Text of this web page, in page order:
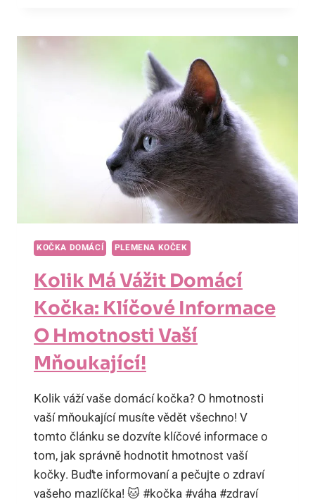
PÍT
VODU
VODOVODU:
PŘEKONAT
KRÁLOVSKÝ
VÝBĚR!
KOČKA DOMÁCÍ PLEMENA KOČEK
Kolik Má Vážit Domácí
Kočka: Klíčové Informace
O Hmotnosti Vaší
Mňoukající!
Kolik váží vaše domácí kočka? O hmotnosti
vaší mňoukající musíte vědět všechno! V
tomto článku se dozvíte klíčové informace o
tom, jak správně hodnotit hmotnost vaší
kočky. Buďte informovaní a pečujte o zdraví
vašeho mazlíčka! 🐱 #kočka #váha #zdraví